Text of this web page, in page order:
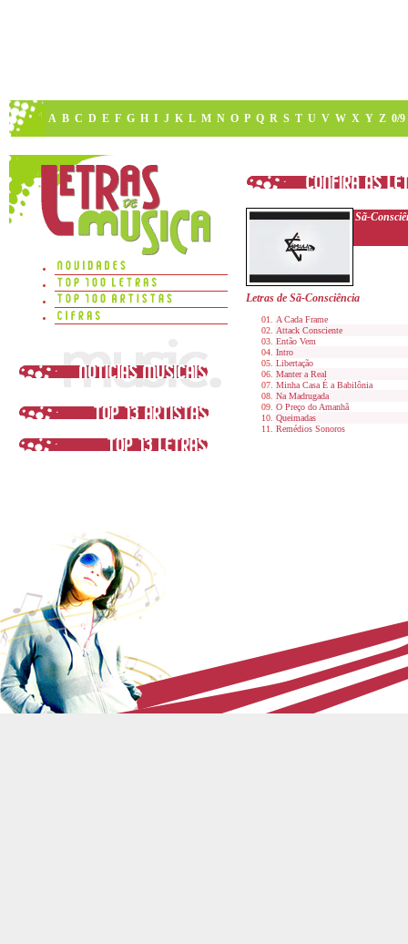
A B C D E F G H I J K L M N O P Q R S T U V W X Y Z 0/9
Sã-
Letras de Sã-Consciência
A Cada Frame
Attack Consciente
Então Vem
Intro
Libertação
Manter a Real
Minha Casa É a Babilônia
Na Madrugada
O Preço do Amanhã
Queimadas
Remédios Sonoros